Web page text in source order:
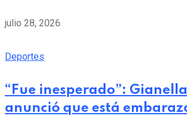
julio 28, 2026
Deportes
“Fue inesperado”:
anunció que está